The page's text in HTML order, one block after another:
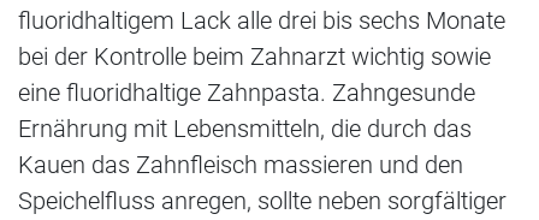
fluoridhaltigem Lack alle drei bis sechs Monate
bei der Kontrolle beim Zahnarzt wichtig sowie
eine fluoridhaltige Zahnpasta. Zahngesunde
Ernährung mit Lebensmitteln, die durch das
Kauen das Zahnfleisch massieren und den
Speichelfluss anregen, sollte neben sorgfältiger